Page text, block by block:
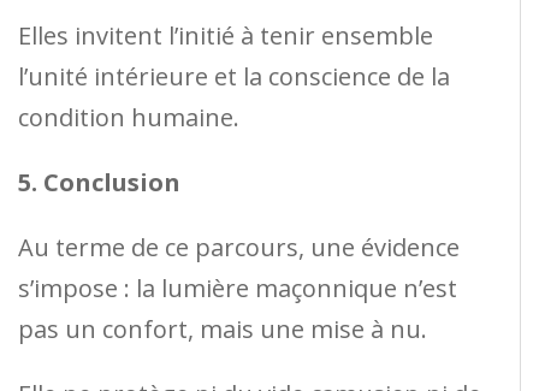
Elles invitent l’initié à tenir ensemble
l’unité intérieure et la conscience de la
condition humaine.
5. Conclusion
Au terme de ce parcours, une évidence
s’impose : la lumière maçonnique n’est
pas un confort, mais une mise à nu.